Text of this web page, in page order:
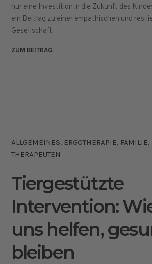
nur eine Investition in die Zukunft des
ein Beitrag zu einer empathischen und
Gesellschaft.
ZUM BEITRAG
ALLGEMEINES, ERGOTHERAPIE, FAMILIE,
THERAPEUTEN
Tiergestützte
Intervention:
uns helfen,
bleiben